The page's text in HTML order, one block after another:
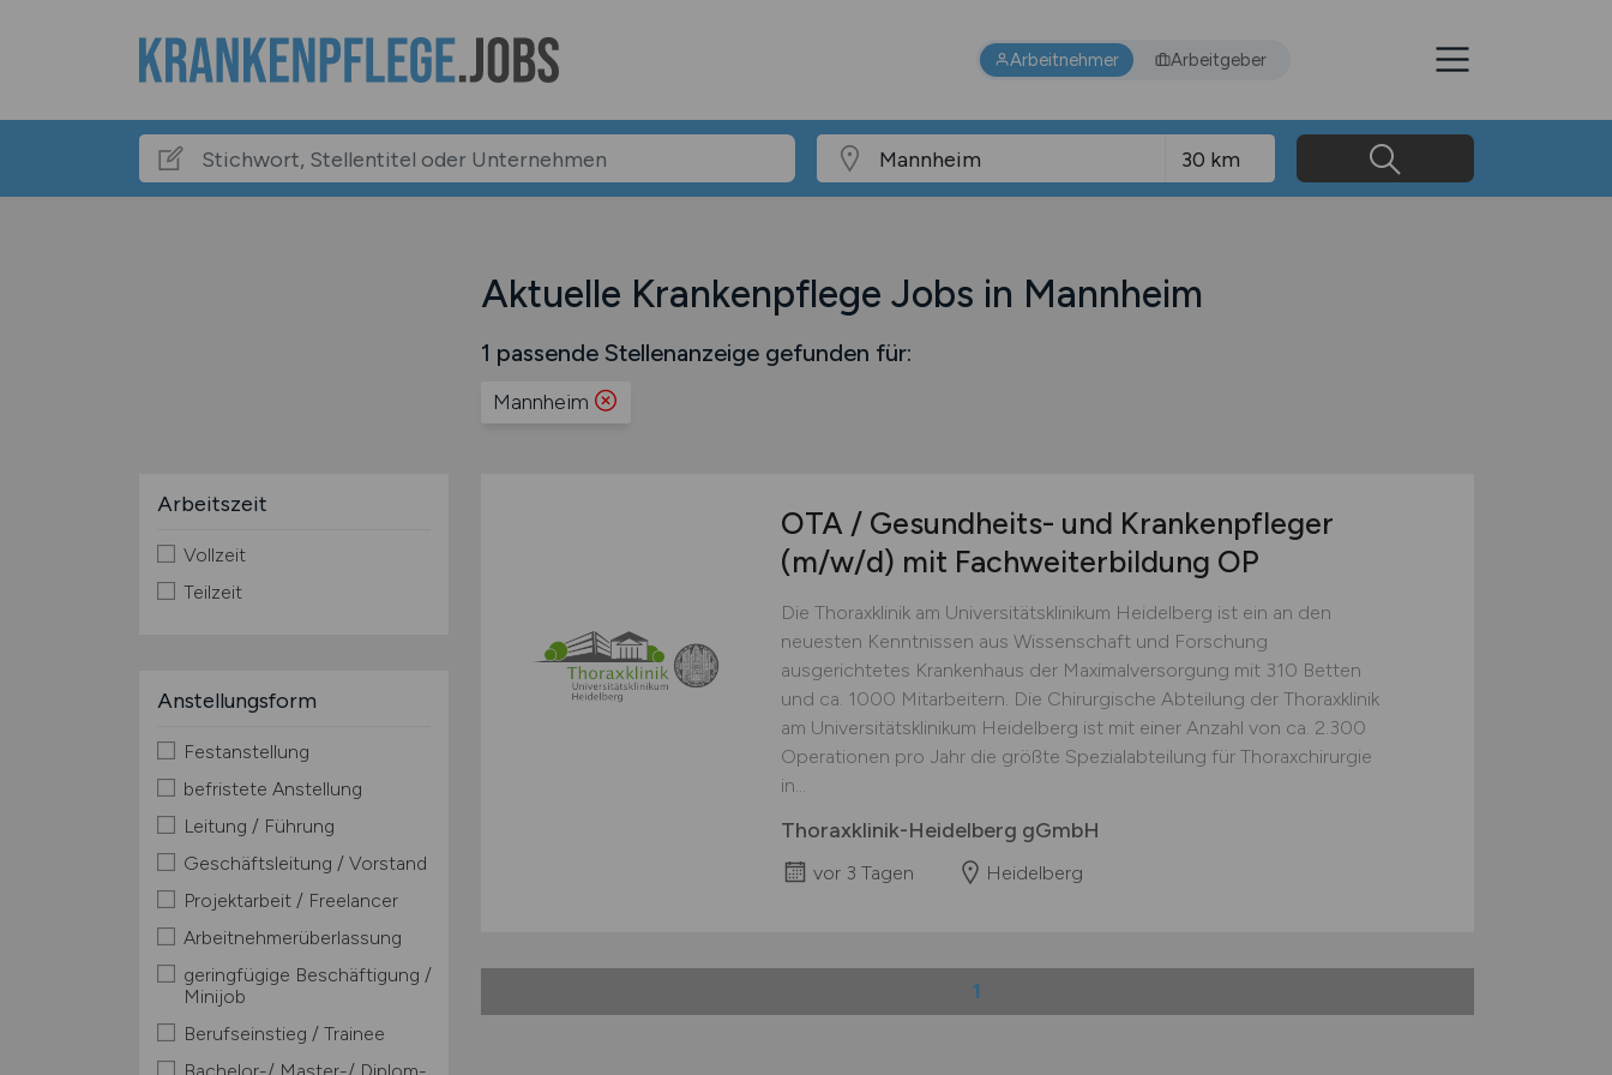
Arbeitnehmer Arbeitgeber
Aktuelle Krankenpflege Jobs in Mannheim
1 passende Stellenanzeige gefunden für:
Mannheim
Arbeitszeit
Vollzeit
Teilzeit
Anstellungsform
Festanstellung
befristete Anstellung
Leitung / Führung
Geschäftsleitung / Vorstand
Projektarbeit / Freelancer
Arbeitnehmerüberlassung
geringfügige Beschäftigung /
Minijob
Berufseinstieg / Trainee
OTA / Gesundheits- und Krankenpfleger
(m/w/d) mit Fachweiterbildung OP
Die Thoraxklinik am Universitätsklinikum Heidelberg ist ein an den
neuesten Kenntnissen aus Wissenschaft und Forschung
ausgerichtetes Krankenhaus der Maximalversorgung mit 310 Betten
und ca. 1000 Mitarbeitern. Die Chirurgische Abteilung der Thoraxklinik
am Universitätsklinikum Heidelberg ist mit einer Anzahl von ca. 2.300
Operationen pro Jahr die größte Spezialabteilung für Thoraxchirurgie
in...
Thoraxklinik-Heidelberg gGmbH
vor 3 Tagen Heidelberg
1